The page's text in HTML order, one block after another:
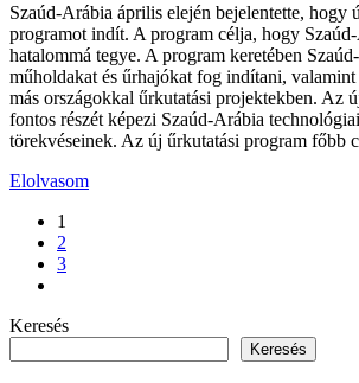
Szaúd-Arábia április elején bejelentette, hogy
programot indít. A program célja, hogy
hatalommá tegye. A program keretében
műholdakat és űrhajókat fog indítani,
más országokkal űrkutatási projektekben. Az
fontos részét képezi Szaúd-Arábia
törekvéseinek. Az új űrkutatási program
Elolvasom
1
2
3
Keresés
Keresés